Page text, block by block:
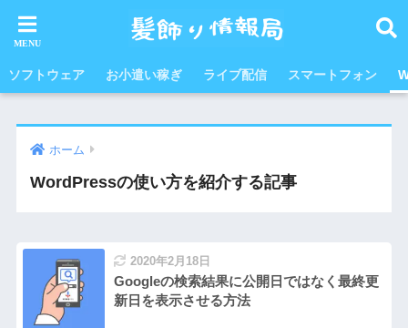
ソフトウェア お小遣い稼ぎ ライブ配信 スマートフォン
ホーム
WordPressの使い方を紹介する記事
2020年2月18日
Googleの検索結果に公開日ではなく最終更
新日を表示させる方法